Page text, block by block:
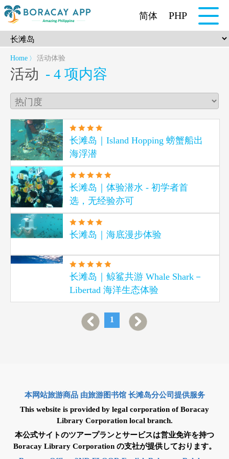
简体 PHP
Home 〉 活动体验
活动 - 4 项内容
长滩岛｜Island Hopping 螃蟹船出
海浮潜
长滩岛｜体验潜水 - 初学者首
选，无经验亦可
长滩岛｜海底漫步体验
长滩岛｜鲸鲨共游 Whale Shark－
Libertad 海洋生态体验
1
本网站旅游商品 由旅游图书馆 长滩岛分公司提供服务
This website is provided by legal corporation of Boracay
Library Corporation local branch.
本公式サイトのツアープランとサービスは営业免许を持つ
Boracay Library Corporation の支社が提供しております。